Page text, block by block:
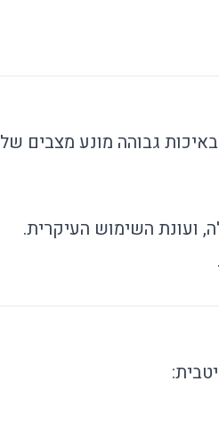
גבוהה מונע מצבים של
ועונת השימוש העיקרית.